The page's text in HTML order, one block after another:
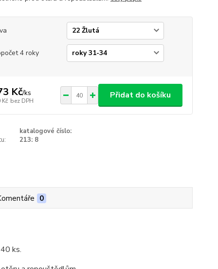
4 roky
Kč/ks
Kč bez DPH
Přidat do košíku
katalogové číslo:
213: 8
0
ks.